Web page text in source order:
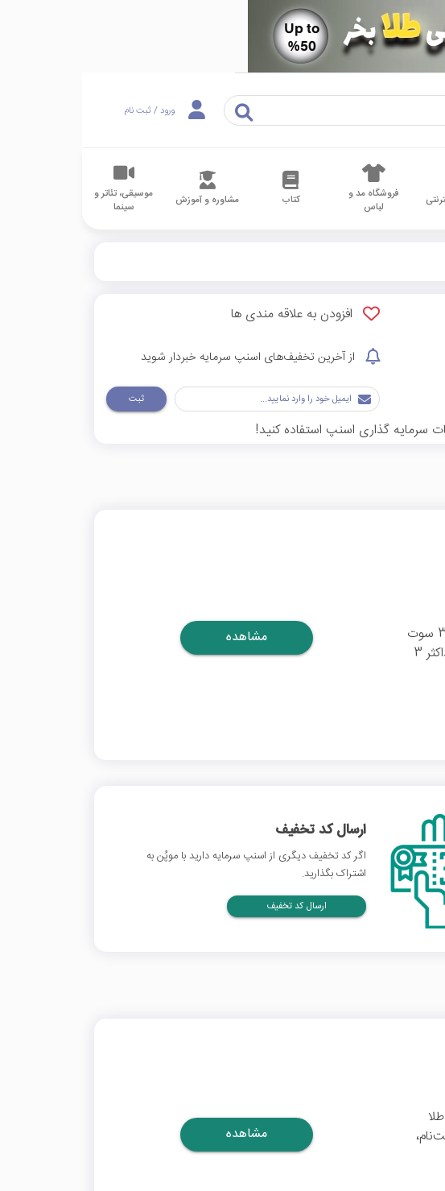
ورود / ثبت نام
فروشگاه مد و
لباس
کتاب مشاوره و آموزش
موسیقی، تئاتر و
سینما
افزودن به علاقه مندی ها
از آخرین تخفیف‌های اسنپ سرمایه خبردار شوید
ثبت
سرمایه گذاری اسنپ استفاده کنید!
، می‌توانید 3 سوت
طلا رایگان (معادل حدود 30 هزار تومان) دریافت کنید. همچنین می‌توانید حداکثر 3
مشاهده
ارسال کد تخفیف
اگر کد تخفیف دیگری از اسنپ سرمایه دارید با موپُن به
اشتراک بگذارید.
ارسال کد تخفیف
طلا
مشاهده